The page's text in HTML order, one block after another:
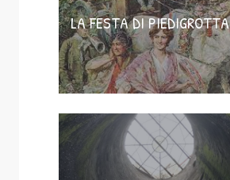
LA FESTA DI PIEDIGROTTA